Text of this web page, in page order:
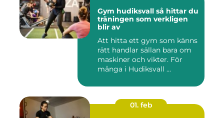
Gym hudiksvall så hittar du
träningen som verkligen
blir av
Att hitta ett gym som känns
rätt handlar sällan bara om
maskiner och vikter. För
många i Hudiksvall ...
01. feb